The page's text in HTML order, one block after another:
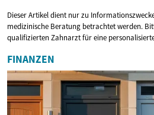
Dieser Artikel dient nur zu
medizinische Beratung betrachtet werden.
qualifizierten Zahnarzt für eine
FINANZEN